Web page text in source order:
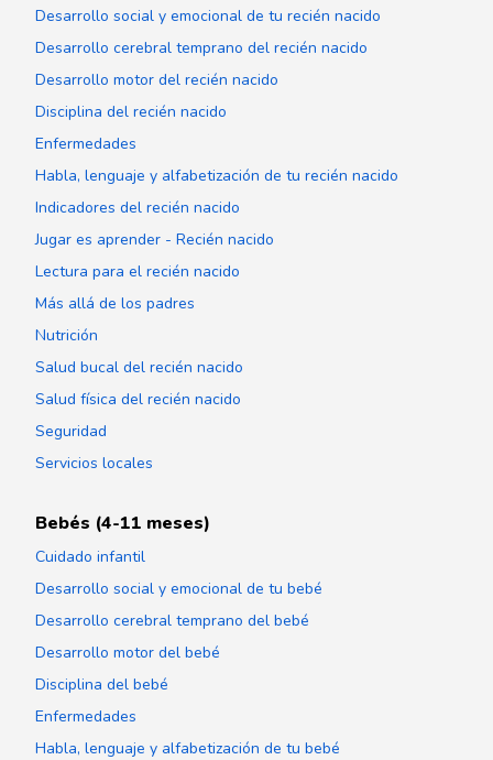
Desarrollo social y emocional de tu recién nacido
Desarrollo cerebral temprano del recién nacido
Desarrollo motor del recién nacido
Disciplina del recién nacido
Enfermedades
Habla, lenguaje y alfabetización de tu recién nacido
Indicadores del recién nacido
Jugar es aprender - Recién nacido
Lectura para el recién nacido
Más allá de los padres
Nutrición
Salud bucal del recién nacido
Salud física del recién nacido
Seguridad
Servicios locales
Bebés (4-11 meses)
Cuidado infantil
Desarrollo social y emocional de tu bebé
Desarrollo cerebral temprano del bebé
Desarrollo motor del bebé
Disciplina del bebé
Enfermedades
Habla, lenguaje y alfabetización de tu bebé